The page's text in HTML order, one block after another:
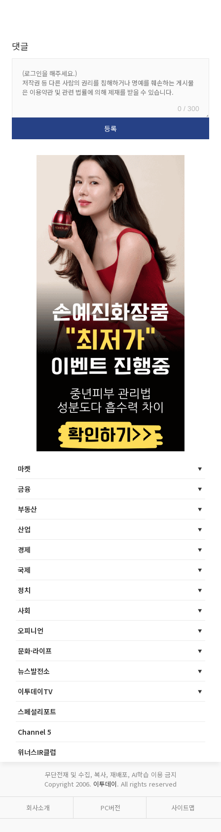
댓글
0 / 300
마켓
금융
부동산
산업
경제
국제
정치
사회
오피니언
문화·라이프
뉴스발전소
이투데이TV
스페셜리포트
Channel 5
위너스IR클럽
무단전재 및 수집, 복사, 재배포, AI학습 이용 금지
Copyright 2006. 이투데이. All rights reserved
회사소개 PC버전 사이트맵